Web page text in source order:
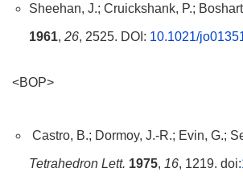
Sheehan, J.; Cruickshank, P.;
1961, 26, 2525. DOI: 10.1021/
<BOP>
Castro, B.; Dormoy, J.-R.; Evin, G.;
Tetrahedron Lett. 1975, 16, 1219. doi: